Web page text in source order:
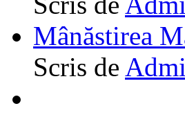
Mânăstirea
Scris de